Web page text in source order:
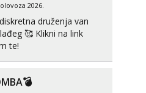
min
min
kada se oslobodi
2026.
druženja van
na link
te!